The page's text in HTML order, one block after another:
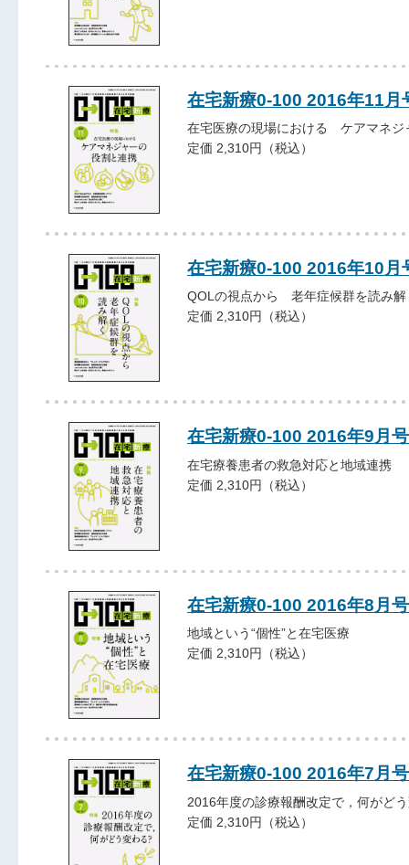
在宅新療0-100 2016年11月
在宅医療の現場における ケアマネジ
定価 2,310円（税込）
在宅新療0-100 2016年10月
QOLの視点から 老年症候群を読み解
定価 2,310円（税込）
在宅新療0-100 2016年9月号
在宅療養患者の救急対応と地域連携
定価 2,310円（税込）
在宅新療0-100 2016年8月号
地域という“個性”と在宅医療
定価 2,310円（税込）
在宅新療0-100 2016年7月号
2016年度の診療報酬改定で，何がど
定価 2,310円（税込）